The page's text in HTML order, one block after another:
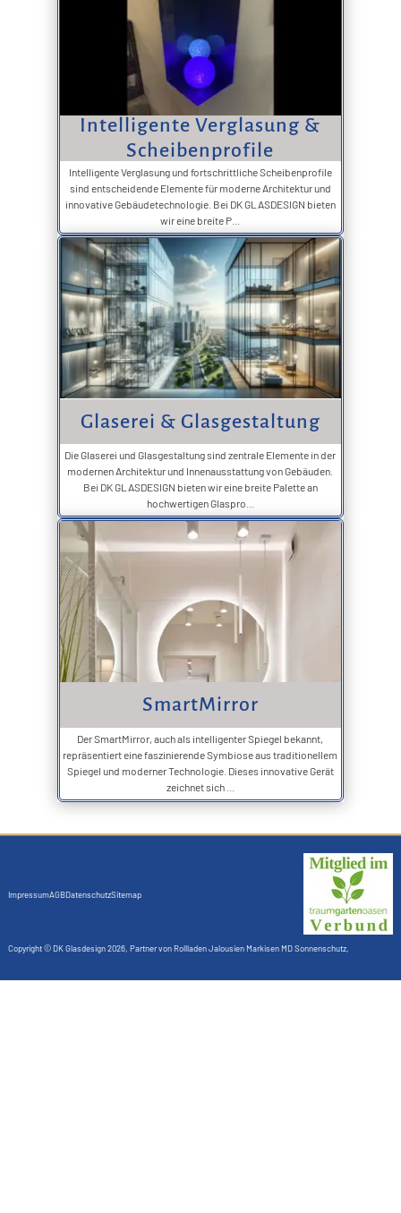
Intelligente Verglasung &
Scheibenprofile
Intelligente Verglasung und fortschrittliche Scheibenprofile
sind entscheidende Elemente für moderne Architektur und
innovative Gebäudetechnologie. Bei DK GLASDESIGN bieten
wir eine breite P...
Glaserei & Glasgestaltung
Die Glaserei und Glasgestaltung sind zentrale Elemente in der
modernen Architektur und Innenausstattung von Gebäuden.
Bei DK GLASDESIGN bieten wir eine breite Palette an
hochwertigen Glaspro...
SmartMirror
Der SmartMirror, auch als intelligenter Spiegel bekannt,
repräsentiert eine faszinierende Symbiose aus traditionellem
Spiegel und moderner Technologie. Dieses innovative Gerät
zeichnet sich ...
ImpressumAGBDatenschutzSitemap
Copyright © DK Glasdesign2026, Partner von Rollladen Jalousien Markisen MD Sonnenschutz,